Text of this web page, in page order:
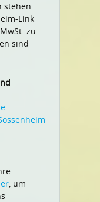
stehen.
Link
zu
sind
, um